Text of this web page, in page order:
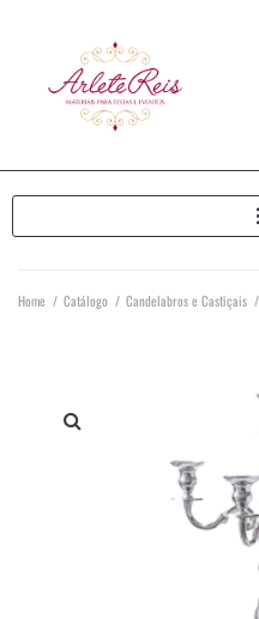
Home / Catálogo / Candelabros e Castiçais /